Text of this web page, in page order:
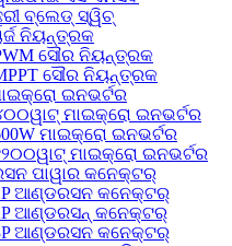
ବ୍ଲେଡ୍ ସ୍ୱିଚ୍
ନିୟନ୍ତ୍ରକ
ସୌର ନିୟନ୍ତ୍ରକ
ସୌର ନିୟନ୍ତ୍ରକ
ଇନଭର୍ଟର
ମାଇକ୍ରୋ ଇନଭର୍ଟର
ମାଇକ୍ରୋ ଇନଭର୍ଟର
ମାଇକ୍ରୋ ଇନଭର୍ଟର
ପାୱାର କନେକ୍ଟର୍
ଆଣ୍ଡରସନ କନେକ୍ଟର୍
ଆଣ୍ଡରସନ୍ କନେକ୍ଟର୍
ଆଣ୍ଡରସନ କନେକ୍ଟର୍